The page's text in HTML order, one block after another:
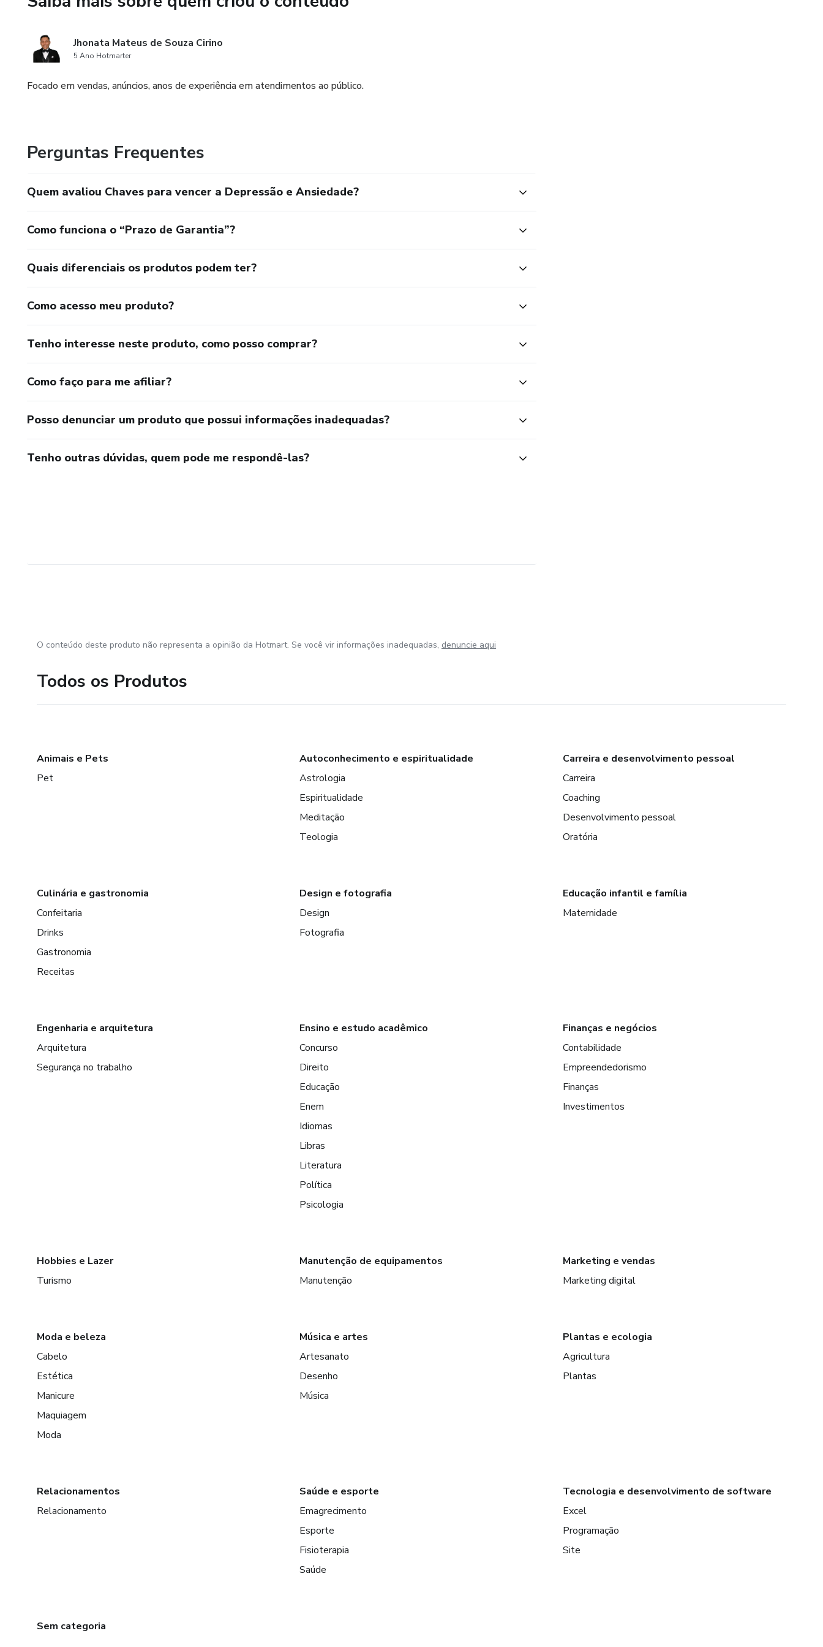
Prepare-se para transformar sua jornada de saúde mental e descobrir um caminho de cura
uma vida mais feliz e saudável!
Jhonata Mateus de Souza Cirino
5 Ano Hotmarter
Focado em vendas, anúncios, anos de experiência em atendimentos ao público.
Perguntas Frequentes
Quem avaliou Chaves para vencer a Depressão e Ansiedade?
Como funciona o “Prazo de Garantia”?
Quais diferenciais os produtos podem ter?
Como acesso meu produto?
Tenho interesse neste produto, como posso comprar?
Como faço para me afiliar?
Posso denunciar um produto que possui informações inadequadas?
Tenho outras dúvidas, quem pode me respondê-las?
O conteúdo deste produto não representa a opinião da Hotmart. Se você vir informações inadequadas, denuncie aqui
Todos os Produtos
Animais e Pets
Pet
Autoconhecimento e espiritualidade
Astrologia
Espiritualidade
Meditação
Teologia
Carreira e desenvolvimento pessoal
Carreira
Coaching
Desenvolvimento pessoal
Oratória
Culinária e gastronomia
Confeitaria
Drinks
Gastronomia
Receitas
Design e fotografia
Design
Fotografia
Educação infantil e família
Maternidade
Engenharia e arquitetura
Arquitetura
Segurança no trabalho
Ensino e estudo acadêmico
Concurso
Direito
Educação
Enem
Idiomas
Libras
Literatura
Política
Psicologia
Finanças e negócios
Contabilidade
Empreendedorismo
Finanças
Investimentos
Hobbies e Lazer
Turismo
Manutenção de equipamentos
Manutenção
Marketing e vendas
Marketing digital
Moda e beleza
Cabelo
Estética
Manicure
Maquiagem
Moda
Música e artes
Artesanato
Desenho
Música
Plantas e ecologia
Agricultura
Plantas
Relacionamentos
Relacionamento
Saúde e esporte
Emagrecimento
Esporte
Fisioterapia
Saúde
Tecnologia e desenvolvimento de software
Excel
Programação
Site
Sem categoria